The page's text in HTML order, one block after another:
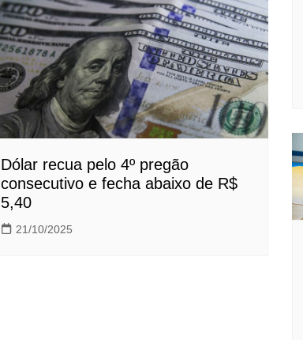
Dólar recua pelo 4º pregão
consecutivo e fecha abaixo de R$
5,40
21/10/2025